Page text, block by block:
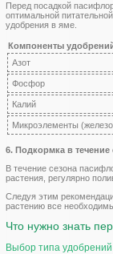
Перед посадкой
оптимальной
удобрения в яме.
Компоненты
Азот
Фосфор
Калий
Микроэлементы
6. Подкормка в течение
В течение сезона
растения, регулярно
Следуя этим
растению все
Что нужно знать
Выбор типа удобрений